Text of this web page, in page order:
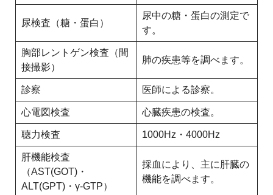
尿検査（糖・蛋白）
尿中の糖・蛋白の測定で
す。
胸部レントゲン検査（間
接撮影）
肺の疾患等を調べます。
診察 医師による診察。
心電図検査 心臓疾患の検査。
聴力検査 1000Hz・4000Hz
肝機能検査
（AST(GOT)・
ALT(GPT)・γ-GTP）
採血により、主に肝臓の
機能を調べます。